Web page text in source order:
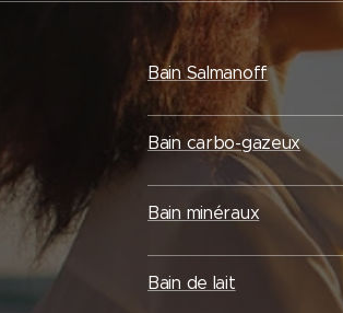
Bain Salmanoff
Bain carbo-gazeux
Bain minéraux
Bain de lait